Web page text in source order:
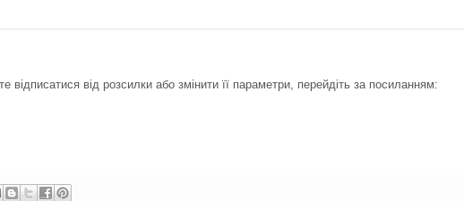
відписатися від розсилки або змінити її параметри, перейдіть за посиланням: